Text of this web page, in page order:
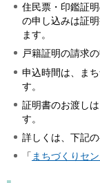
住民票・印鑑証
の申し込みは証
ます。
戸籍証明の請求
申込時間は、ま
す。
証明書のお渡し
す。
詳しくは、下記
「 まちづくりセ